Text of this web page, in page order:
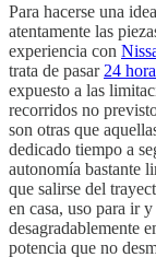
Para hacerse una
atentamente las
experiencia con
trata de pasar 24
expuesto a las
recorridos no
son otras que
dedicado tiempo a
autonomía bastante
que salirse del
en casa, uso para ir
desagradablemente
potencia que no